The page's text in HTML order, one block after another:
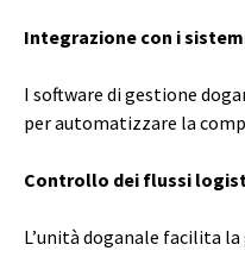
Integrazione con i
I software di gestione
per automatizzare la
Controllo dei flussi
L’unità doganale facilita